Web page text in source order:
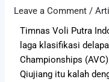
Leave a Comment /
Timnas Voli Putra
laga klasifikasi
Championships
Qiujiang itu kalah